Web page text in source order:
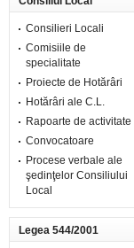
Consilieri Locali
Comisiile de
specialitate
Proiecte de Hotărâri
Hotărâri ale C.L.
Rapoarte de activitate
Convocatoare
Procese verbale ale
şedinţelor Consiliului
Local
Legea 544/2001